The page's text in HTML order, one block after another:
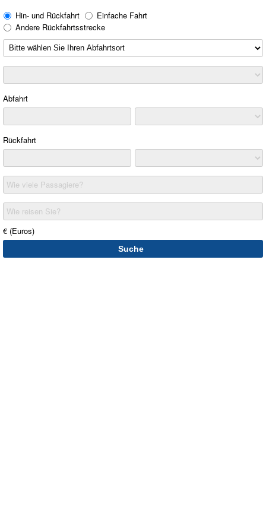
Hin- und Rückfahrt
Einfache Fahrt
Andere Rückfahrtsstrecke
Abfahrt
Rückfahrt
Wie viele Passagiere?
Wie reisen Sie?
€ (Euros)
Suche